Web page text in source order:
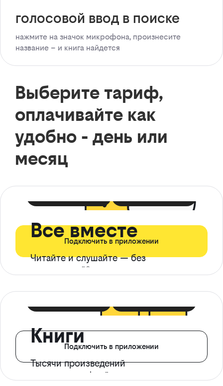
голосовой ввод в поиске
нажмите на значок микрофона, произнесите
название – и книга найдется
Выберите тариф,
оплачивайте как
удобно - день или
месяц
Все вместе
Читайте и слушайте — без
ограничений*
Подключить в приложении
Книги
Тысячи произведений
с доступом офлайн
Подключить в приложении